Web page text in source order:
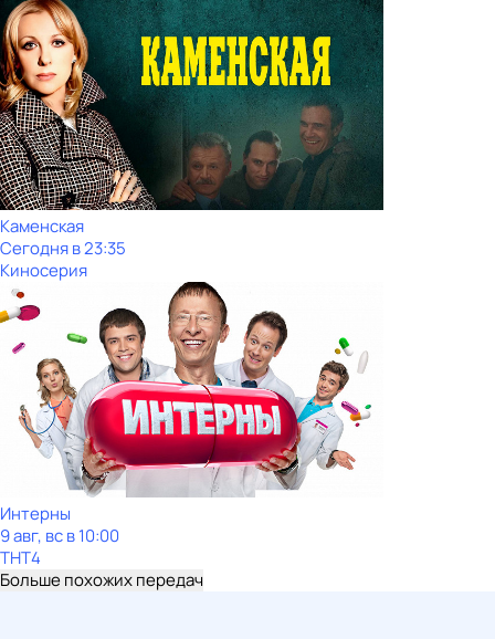
Каменская
Сегодня в 23:35
Киносерия
Интерны
9 авг, вс в 10:00
ТНТ4
Больше похожих передач